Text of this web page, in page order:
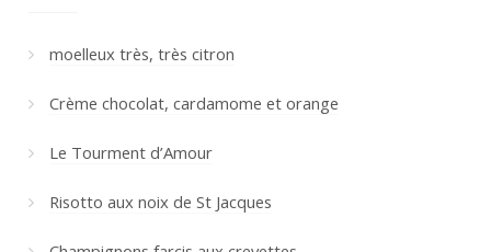
moelleux très, très citron
Crème chocolat, cardamome et orange
Le Tourment d’Amour
Risotto aux noix de St Jacques